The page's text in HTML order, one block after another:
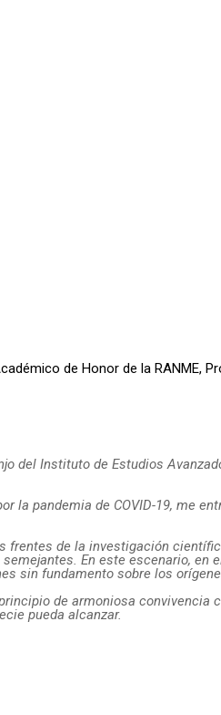
de Honor de la RANME,
Instituto de Estudios
pandemia de COVID-19, me
de la investigación
En este escenario,
sin fundamento sobre los
de armoniosa
pueda alcanzar.